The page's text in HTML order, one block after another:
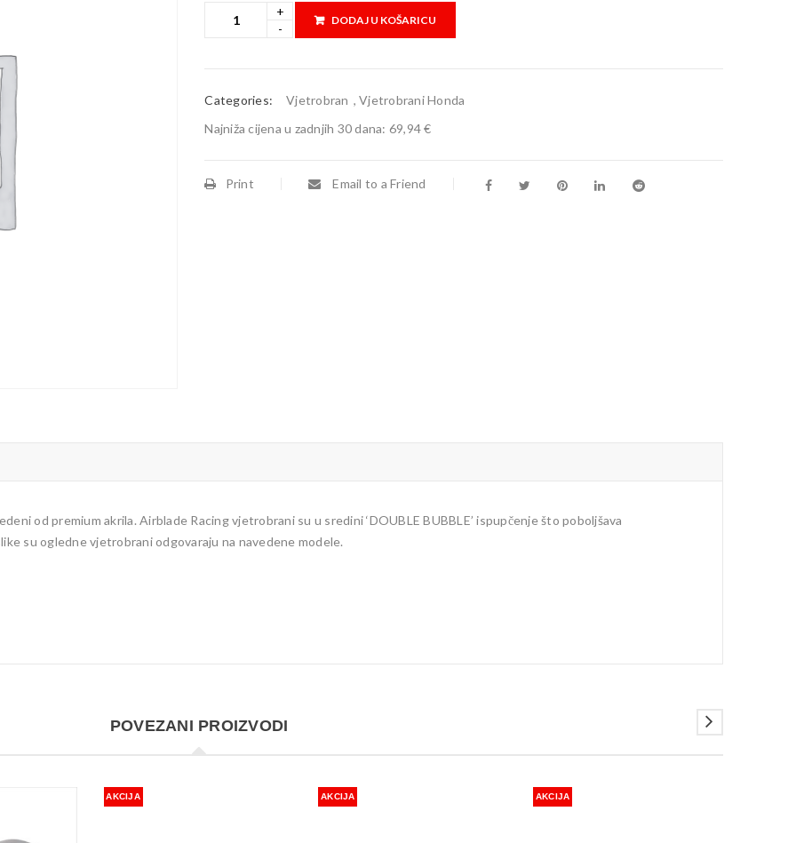
DODAJ U KOŠARICU
Categories: Vjetrobran ,Vjetrobrani Honda
Najniža cijena u zadnjih 30 dana: 69,94 €
Print Email to a Friend
od premium akrila. Airblade Racing vjetrobrani su u sredini ‘DOUBLE BUBBLE’ ispupčenje što poboljšava
su ogledne vjetrobrani odgovaraju na navedene modele.
POVEZANI PROIZVODI
AKCIJA AKCIJA AKCIJA